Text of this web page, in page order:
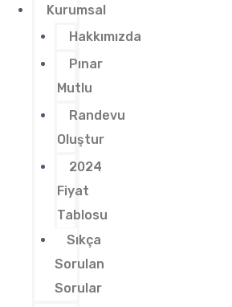
Kurumsal
Hakkımızda
Pınar
Mutlu
Randevu
Oluştur
2024
Fiyat
Tablosu
Sıkça
Sorulan
Sorular